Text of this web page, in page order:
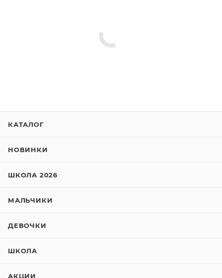
КАТАЛОГ
НОВИНКИ
ШКОЛА 2026
МАЛЬЧИКИ
ДЕВОЧКИ
ШКОЛА
АКЦИИ